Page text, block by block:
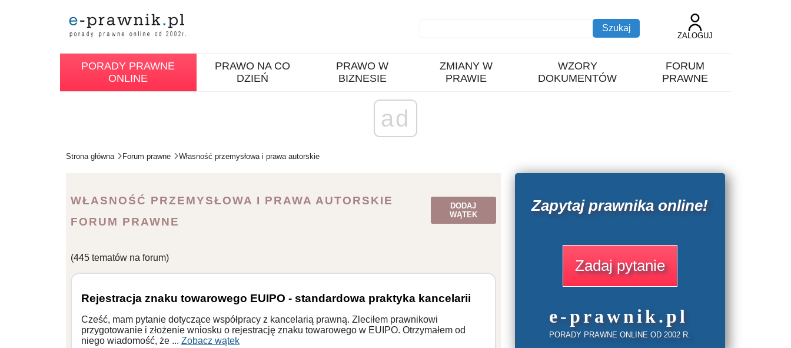
ZALOGUJ
PORADY PRAWNE
ONLINE
PRAWO NA CO
DZIEŃ
PRAWO W
BIZNESIE
ZMIANY W
PRAWIE
WZORY
DOKUMENTÓW
FORUM
PRAWNE
ad
Strona główna Forum prawne Własność przemysłowa i prawa autorskie
WŁASNOŚĆ PRZEMYSŁOWA I PRAWA AUTORSKIE
FORUM PRAWNE
DODAJ
WĄTEK
(445 tematów na forum)
Rejestracja znaku towarowego EUIPO - standardowa praktyka kancelarii
Cześć, mam pytanie dotyczące współpracy z kancelarią prawną. Zleciłem prawnikowi
przygotowanie i złożenie wniosku o rejestrację znaku towarowego w EUIPO. Otrzymałem od
niego wiadomość, że ... Zobacz wątek
Zapytaj prawnika online!
Zadaj pytanie
e-prawnik.pl
PORADY PRAWNE ONLINE OD 2002 R.